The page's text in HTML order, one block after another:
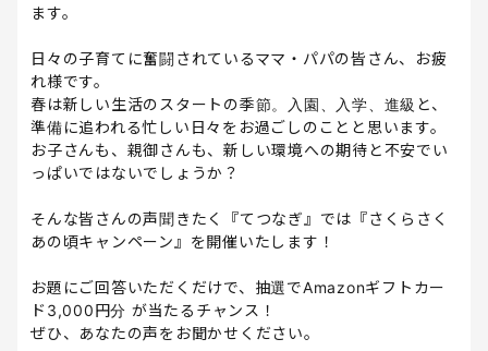
ます。
日々の子育てに奮闘されているママ・パパの皆さん、お疲
れ様です。
春は新しい生活のスタートの季節。入園、入学、進級と、
準備に追われる忙しい日々をお過ごしのことと思います。
お子さんも、親御さんも、新しい環境への期待と不安でい
っぱいではないでしょうか？
そんな皆さんの声聞きたく『てつなぎ』では『さくらさく
あの頃キャンペーン』を開催いたします！
お題にご回答いただくだけで、抽選でAmazonギフトカー
ド3,000円分 が当たるチャンス！
ぜひ、あなたの声をお聞かせください。